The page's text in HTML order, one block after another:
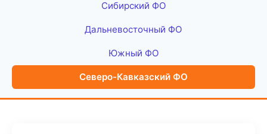
Сибирский ФО
Дальневосточный ФО
Южный ФО
Северо-Кавказский ФО